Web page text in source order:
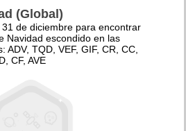
(Global)
de diciembre para encontrar
Navidad escondido en las
ADV, TQD, VEF, GIF, CR, CC,
CF, AVE